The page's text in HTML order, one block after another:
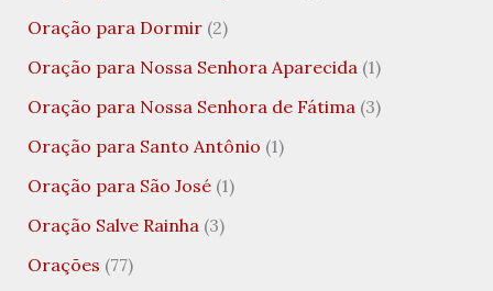
Oração para Dormir(2)
Oração para Nossa Senhora Aparecida (1)
Oração para Nossa Senhora de Fátima (3)
Oração para Santo Antônio (1)
Oração para São José(1)
Oração Salve Rainha (3)
Orações (77)